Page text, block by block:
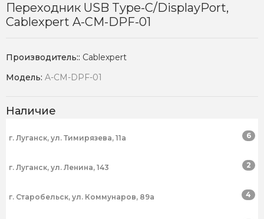
Переходник USB Type-C/DisplayPort,
Cablexpert A-CM-DPF-01
Производитель:: Cablexpert
Модель: A-CM-DPF-01
Наличие
г. Луганск, ул. Тимирязева, 11а 6
г. Луганск, ул. Ленина, 143 2
г. Старобельск, ул. Коммунаров, 89а 4